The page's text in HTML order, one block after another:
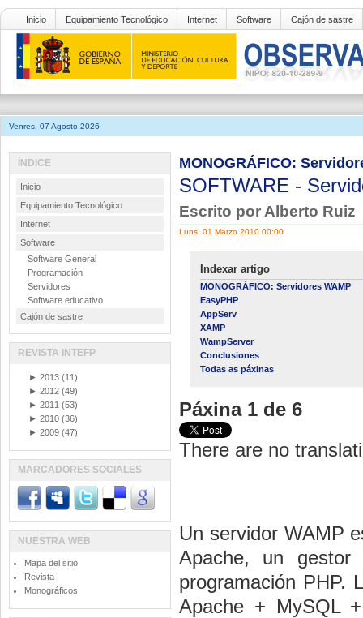
Inicio Equipamiento Tecnológico Internet Software Cajón de sastre
Venres, 07 Agosto 2026
MONOGRÁFICO:
SOFTWARE -
Escrito por Alberto Ruiz
Luns, 01 Marzo 2010 00:00
Indexar artigo
MONOGRÁFICO: Servidores WAMP
EasyPHP
AppServ
XAMP
WampServer
Conclusiones
Todas as páxinas
Páxina 1 de 6
There are no
Un servidor WAMP
Apache, un
programación PHP.
Apache + MySQL
ÍNDICE
Inicio
Equipamiento Tecnológico
Internet
Software
Software General
Programación
Servidores
Software educativo
Cajón de sastre
REVISTA INTEFP
► 2013 (11)
► 2012 (49)
► 2011 (53)
► 2010 (36)
► 2009 (47)
MARCADORES SOCIALES
NUESTRA WEB
Mapa del sitio
Revista
Monográficos